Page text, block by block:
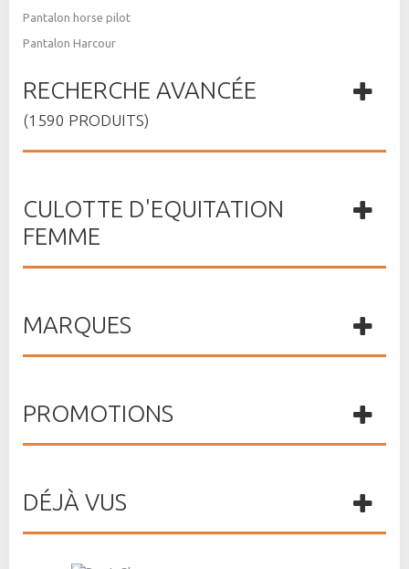
Pantalon horse pilot
Pantalon Harcour
RECHERCHE AVANCÉE
(1590 PRODUITS)
CULOTTE D'EQUITATION
FEMME
MARQUES
PROMOTIONS
DÉJÀ VUS